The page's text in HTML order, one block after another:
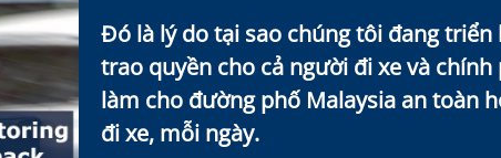
Đó là lý do tại sao chúng tôi đang triển
trao quyền cho cả người đi xe và chính
làm cho đường phố Malaysia an toàn
đi xe, mỗi ngày.